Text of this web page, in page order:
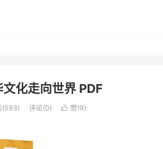
化走向世界 PDF
(593) 评论(0)  赞(9)